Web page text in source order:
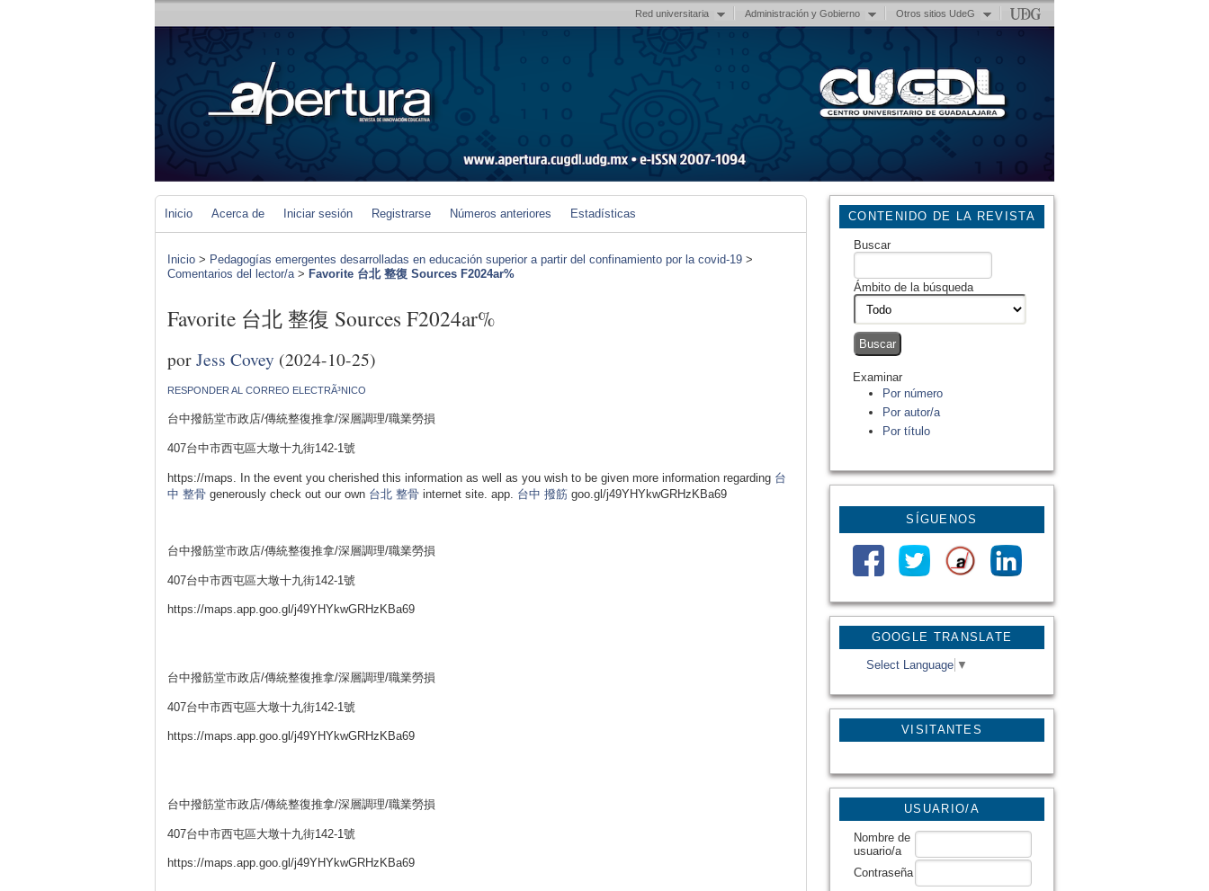
Red universitaria Administración y Gobierno Otros sitios UdeG
GOOGLE TRANSLATE
Select Language ▼
VISITANTES
CONTENIDO DE LA REVISTA
Buscar
Ámbito de la búsqueda
Examinar
Por número
Por autor/a
Por título
SÍGUENOS
USUARIO/A
Nombre de
usuario/a
Contraseña
Inicio Acerca de Iniciar sesión Registrarse Números anteriores Estadísticas
Inicio > Pedagogías emergentes desarrolladas en educación superior a partir del confinamiento por la covid-19 >
Comentarios del lector/a> Favorite 台北 整復 Sources F2024ar%
Favorite 台北 整復 Sources F2024ar%
porJess Covey (2024-10-25)
RESPONDER AL CORREO ELECTRÃ³NICO
台中撥筋堂市政店/傳統整復推拿/深層調理/職業勞損
407台中市西屯區大墩十九街142-1號
https://maps. In the event you cherished this information as well as you wish to be given more information regarding 台
中 整骨 generously check out our own 台北 整骨 internet site. app. 台中 撥筋 goo.gl/j49YHYkwGRHzKBa69
台中撥筋堂市政店/傳統整復推拿/深層調理/職業勞損
407台中市西屯區大墩十九街142-1號
https://maps.app.goo.gl/j49YHYkwGRHzKBa69
台中撥筋堂市政店/傳統整復推拿/深層調理/職業勞損
407台中市西屯區大墩十九街142-1號
https://maps.app.goo.gl/j49YHYkwGRHzKBa69
台中撥筋堂市政店/傳統整復推拿/深層調理/職業勞損
407台中市西屯區大墩十九街142-1號
https://maps.app.goo.gl/j49YHYkwGRHzKBa69